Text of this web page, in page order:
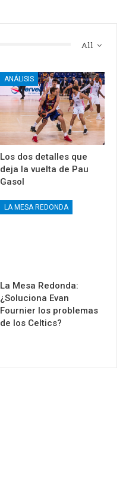
All
ANÁLISIS
Los dos detalles que
deja la vuelta de Pau
Gasol
LA MESA REDONDA
La Mesa Redonda:
¿Soluciona Evan
Fournier los problemas
de los Celtics?